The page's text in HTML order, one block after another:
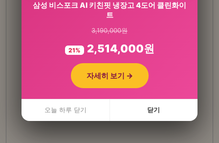
식물성 멜라토닌 5mg 미국 메라토닌 L 트립토판
룰라바이
33,600원
41% 19,800원
자세히 보기 →
오늘 하루 닫기 닫기
삼성 비스포크 AI 키친핏 냉장고 4도어 클린화이
트
3,190,000원
21% 2,514,000원
자세히 보기 →
오늘 하루 닫기 닫기